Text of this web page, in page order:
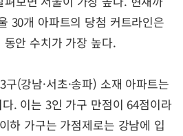
30개 아파트의 당첨 커트라인은
안 수치가 가장 높다.
(강남·서초·송파) 소재 아파트는
. 이는 3인 가구 만점이 64점이라
하 가구는 가점제로는 강남에 입